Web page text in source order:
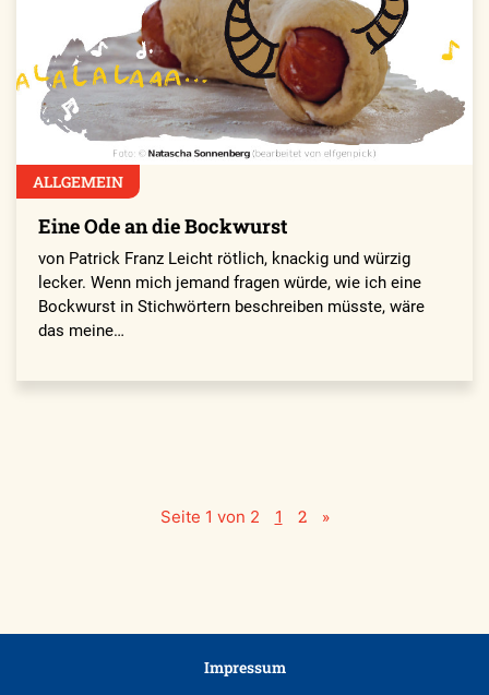
ALLGEMEIN
Eine Ode an die ­Bockwurst
von Patrick Franz Leicht rötlich, knackig und würzig
lecker. Wenn mich jemand fragen würde, wie ich eine
Bockwurst in Stichwörtern beschreiben müsste, wäre
das meine…
Seite 1 von 2 1 2 »
Impressum